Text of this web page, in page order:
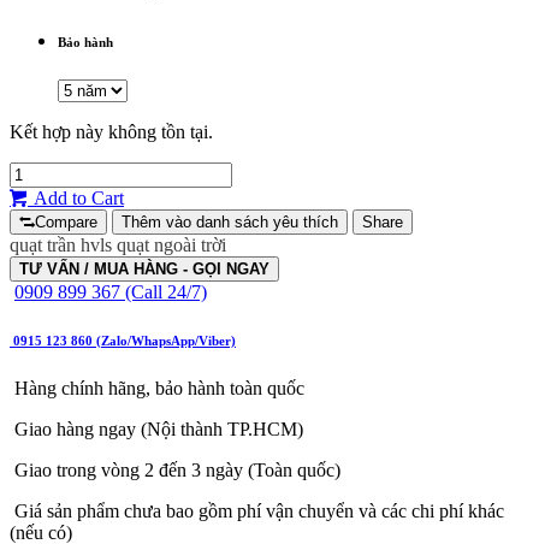
Bảo hành
Kết hợp này không tồn tại.
Add to Cart
Compare Thêm vào danh sách yêu thích Share
quạt trần hvls quạt ngoài trời
TƯ VẤN / MUA HÀNG - GỌI NGAY
0909 899 367 (Call 24/7)
0915 123 860 (Zalo/WhapsApp/Viber)
Hàng chính hãng, bảo hành toàn quốc
Giao hàng ngay (Nội thành TP.HCM)
Giao trong vòng 2 đến 3 ngày (Toàn quốc)
Giá sản phẩm chưa bao gồm phí vận chuyển và các chi phí khác
(nếu có)